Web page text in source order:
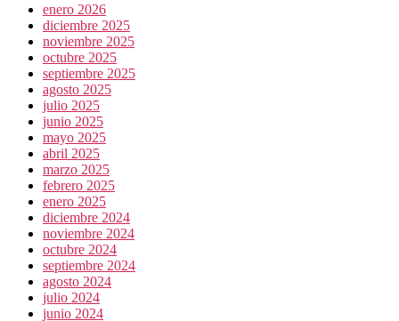
enero 2026
diciembre 2025
noviembre 2025
octubre 2025
septiembre 2025
agosto 2025
julio 2025
junio 2025
mayo 2025
abril 2025
marzo 2025
febrero 2025
enero 2025
diciembre 2024
noviembre 2024
octubre 2024
septiembre 2024
agosto 2024
julio 2024
junio 2024